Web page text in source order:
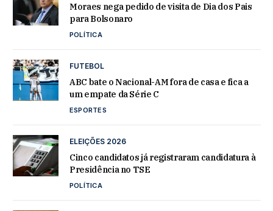
Moraes nega pedido de visita de Dia dos Pais
para Bolsonaro
POLÍTICA
FUTEBOL
ABC bate o Nacional-AM fora de casa e fica a
um empate da Série C
ESPORTES
ELEIÇÕES 2026
Cinco candidatos já registraram candidatura à
Presidência no TSE
POLÍTICA